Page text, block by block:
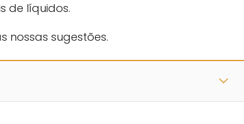
de líquidos.
nossas sugestões.